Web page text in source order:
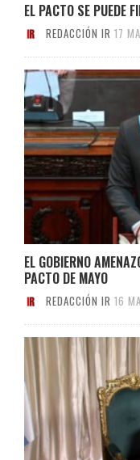
EL PACTO SE PUEDE
REDACCIÓN IR 17
EL GOBIERNO
PACTO DE MAYO
REDACCIÓN IR 16